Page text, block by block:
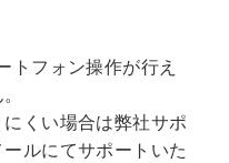
トフォン操作が行え
くい場合は弊社サポ
ルにてサポートいた